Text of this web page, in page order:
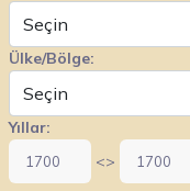
Ülke/Bölge:
Yıllar:
<>